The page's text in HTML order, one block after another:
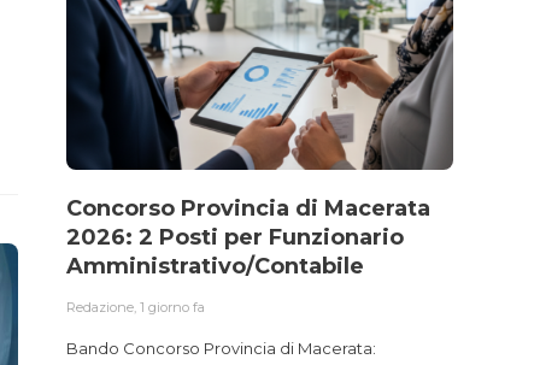
Concorso Provincia di Macerata
2026: 2 Posti per Funzionario
Amministrativo/Contabile
Redazione,1 giorno fa
Bando Concorso Provincia di Macerata: